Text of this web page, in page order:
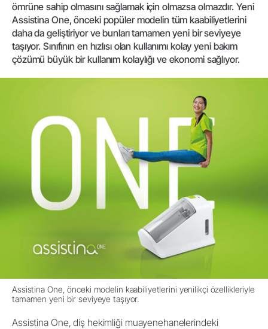
ömrüne sahip olmasını sağlamak için olmazsa olmazdır. Yeni
Assistina One, önceki popüler modelin tüm kaabiliyetlerini
daha da geliştiriyor ve bunları tamamen yeni bir seviyeye
taşıyor. Sınıfının en hızlısı olan kullanımı kolay yeni bakım
çözümü büyük bir kullanım kolaylığı ve ekonomi sağlıyor.
Assistina One, önceki modelin kaabiliyetlerini yenilikçi özellikleriyle
tamamen yeni bir seviyeye taşıyor.
Assistina One, diş hekimliği muayenehanelerindeki